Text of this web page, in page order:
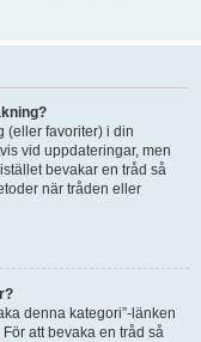
(eller favoriter) i din
vid uppdateringar, men
bevakar en tråd så
när tråden eller
denna kategori”-länken
att bevaka en tråd så